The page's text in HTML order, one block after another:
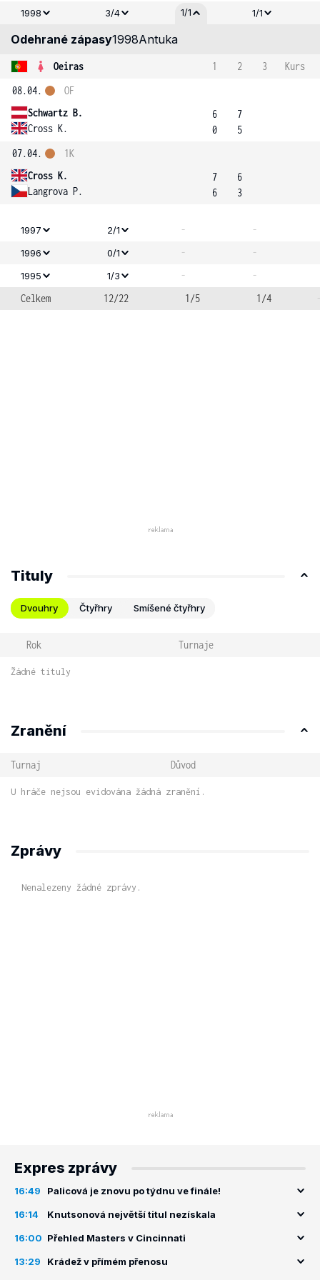
1998
3/4 1/1 1/1
Odehrané zápasy1998Antuka
Oeiras 1 2 3
Kurs
08.04.
Schwartz B.
Cross K.
OF
6
0
7
5
07.04.
Cross K.
Langrova P.
1K
7
6
6
3
1997 2/1 - -
1996 0/1 - -
1995 1/3 -
-
Celkem
12/22 1/5 1/4
Tituly
Dvouhry Čtyřhry Smíšené čtyřhry
Rok Turnaje
Žádné tituly
Zranění
Turnaj Důvod
U hráče nejsou evidována žádná zranění.
Zprávy
Nenalezeny žádné zprávy.
Expres zprávy
16:49 Palicová je znovu po týdnu ve finále!
16:14 Knutsonová největší titul nezískala
16:00 Přehled Masters v Cincinnati
13:29 Krádež v přímém přenosu